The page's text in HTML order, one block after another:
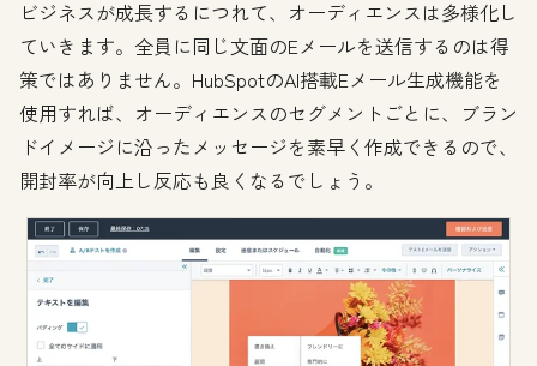
ビジネスが成長するにつれて、オーディエンスは多様化し
ていきます。全員に同じ文面のEメールを送信するのは得
策ではありません。HubSpotのAI搭載Eメール生成機能を
使用すれば、オーディエンスのセグメントごとに、ブラン
ドイメージに沿ったメッセージを素早く作成できるので、
開封率が向上し反応も良くなるでしょう。